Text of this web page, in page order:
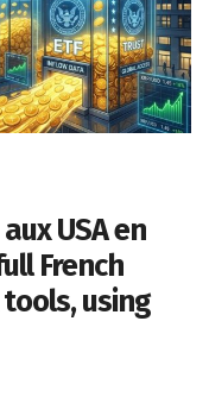
USA en
French
using